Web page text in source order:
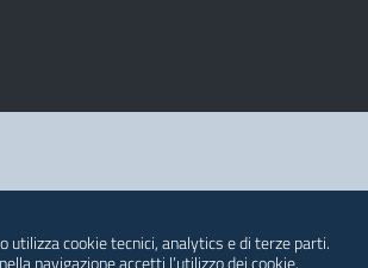
utilizza cookie tecnici, analytics e di terze parti.